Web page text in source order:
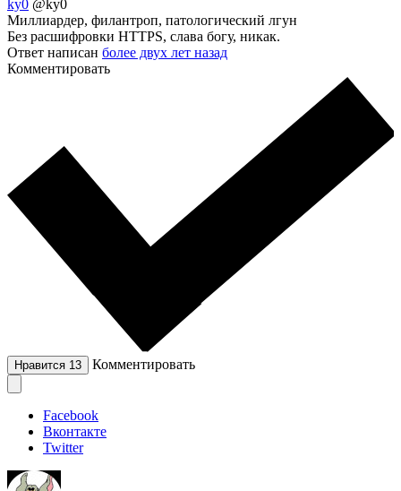
ky0 @ky0
Миллиардер, филантроп, патологический лгун
Без расшифровки HTTPS, слава богу, никак.
Ответ написан более двух лет назад
Комментировать
Нравится 13 Комментировать
Facebook
Вконтакте
Twitter